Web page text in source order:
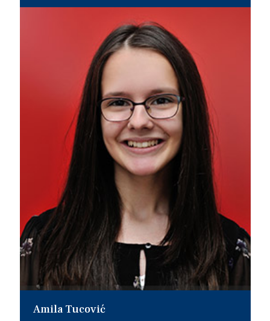
Amila Tucović